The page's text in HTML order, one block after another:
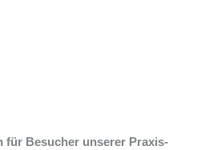
für Besucher unserer Praxis-